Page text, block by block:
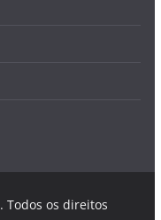
. Todos os direitos